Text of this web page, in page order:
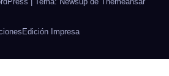
Edición Impresa